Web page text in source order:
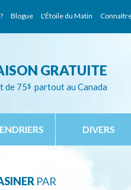
Blogue L'Étoile du Matin
GRATUITE
de 75$
partout au Canada
DIVERS
PAR